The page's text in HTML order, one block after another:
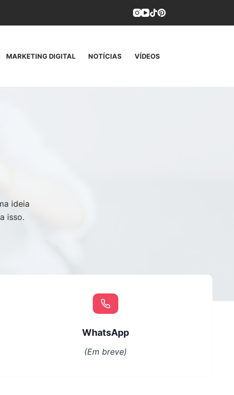
MARKETING DIGITAL NOTÍCIAS VÍDEOS
ideia
isso.
WhatsApp
(Em breve)